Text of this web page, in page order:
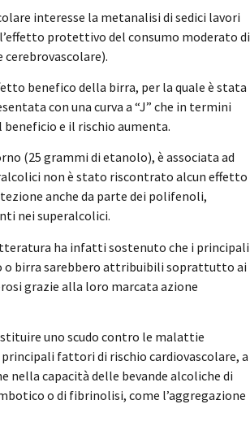
interesse la metanalisi di sedici lavori
protettivo del consumo moderato di
benefico della birra, per la quale è stata
con una curva a “J” che in termini
e il rischio aumenta.
(25 grammi di etanolo), è associata ad
non è stato riscontrato alcun effetto
anche da parte dei polifenoli,
nei superalcolici.
ha infatti sostenuto che i principali
o birra sarebbero attribuibili soprattutto ai
grazie alla loro marcata azione
uno scudo contro le malattie
fattori di rischio cardiovascolare, a
nella capacità delle bevande alcoliche di
o di fibrinolisi, come l’aggregazione